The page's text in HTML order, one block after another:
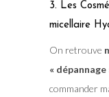
3. Les
micellaire
On retrouve
« dépannage
commander